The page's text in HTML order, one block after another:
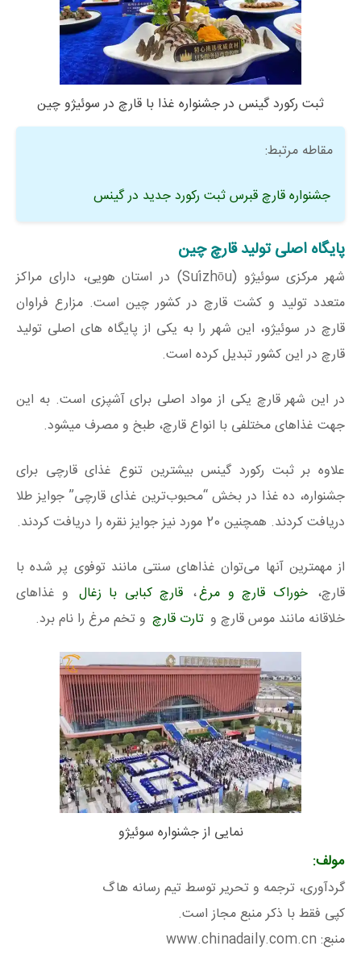
ثبت رکورد گینس در جشنواره غذا با قارچ در سوئیژو چین
مقاطه مرتبط:
جشنواره قارچ قبرس ثبت رکورد جدید در گینس
پایگاه اصلی تولید قارچ چین
شهر مرکزی سوئیژو (Suízhōu) در استان هویی، دارای مراکز
متعدد تولید و کشت قارچ در کشور چین است. مزارع فراوان
قارچ در سوئیژو، این شهر را به یکی از پایگاه های اصلی تولید
قارچ در این کشور تبدیل کرده است.
در این شهر قارچ یکی از مواد اصلی برای آشپزی است. به این
جهت غذاهای مختلفی با انواع قارچ، طبخ و مصرف میشود.
علاوه بر ثبت رکورد گینس بیشترین تنوع غذای قارچی برای
جشنواره، ده غذا در بخش “محبوب‌ترین غذای قارچی” جوایز طلا
دریافت کردند. همچنین 20 مورد نیز جوایز نقره را دریافت کردند.
از مهمترین آنها می‌توان غذاهای سنتی مانند توفوی پر شده با
قارچ، خوراک قارچ و مرغ، قارچ کبابی با زغال و غذاهای
خلاقانه مانند موس قارچ و تارت قارچ و تخم مرغ را نام برد.
نمایی از جشنواره سوئیژو
مولف:
گردآوری، ترجمه و تحریر توسط تیم رسانه هاگ
کپی فقط با ذکر منبع مجاز است.
منبع: www.chinadaily.com.cn